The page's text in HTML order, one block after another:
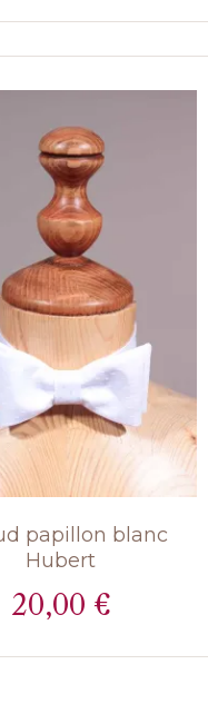
papillon blanc
Hubert
Prix
20,00 €